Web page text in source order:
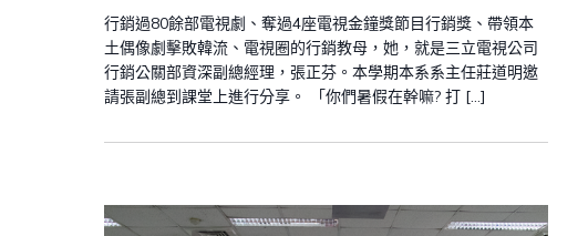
行銷過80餘部電視劇、奪過4座電視金鐘獎節目行銷獎、帶領本
土偶像劇擊敗韓流、電視圈的行銷教母，她，就是三立電視公司
行銷公關部資深副總經理，張正芬。本學期本系系主任莊道明邀
請張副總到課堂上進行分享。 「你們暑假在幹嘛? 打 […]